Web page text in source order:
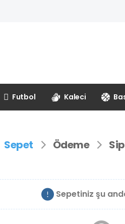
Futbol Kaleci
Sepet Ödeme
Sepetiniz şu